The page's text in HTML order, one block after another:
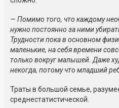
— Помимо того, что каждому
нужно постоянно за ними
Трудности пока в основном
маленькие, на себя времени
только вокруг малышей. Даже
некогда, потому что младший
Траты в большой семье,
среднестатистической.